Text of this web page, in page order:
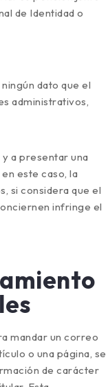
de Identidad o
dato que el
administrativos,
a presentar una
este caso, la
si considera que el
infringe el
mandar un correo
o una página, se
de carácter